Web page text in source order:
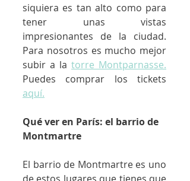
siquiera es tan alto como para
tener unas vistas
impresionantes de la ciudad.
Para nosotros es mucho mejor
subir a la torre Montparnasse.
aquí.
Qué ver en París: el barrio de
Montmartre
El barrio de Montmartre es uno